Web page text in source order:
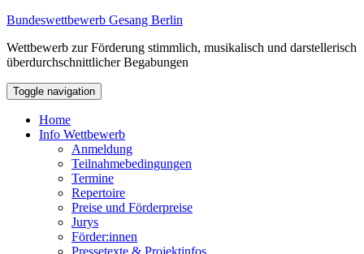
Bundeswettbewerb Gesang Berlin
Wettbewerb zur Förderung stimmlich, musikalisch und darstellerisch
überdurchschnittlicher Begabungen
Toggle navigation
Home
Info Wettbewerb
Anmeldung
Teilnahmebedingungen
Termine
Repertoire
Preise und Förderpreise
Jurys
Förder:innen
Pressetexte & Projektinfos